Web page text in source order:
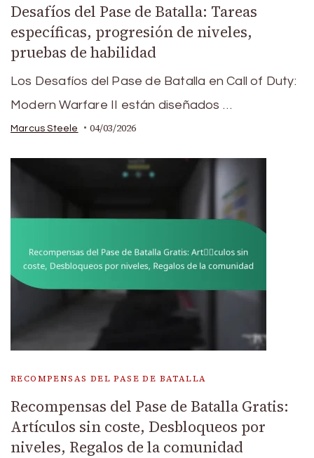
Desafíos del Pase de Batalla: Tareas
específicas, progresión de niveles,
pruebas de habilidad
Los Desafíos del Pase de Batalla en Call of Duty:
Modern Warfare II están diseñados …
Marcus Steele 04/03/2026
RECOMPENSAS DEL PASE DE BATALLA
Recompensas del Pase de Batalla Gratis:
Artículos sin coste, Desbloqueos por
niveles, Regalos de la comunidad